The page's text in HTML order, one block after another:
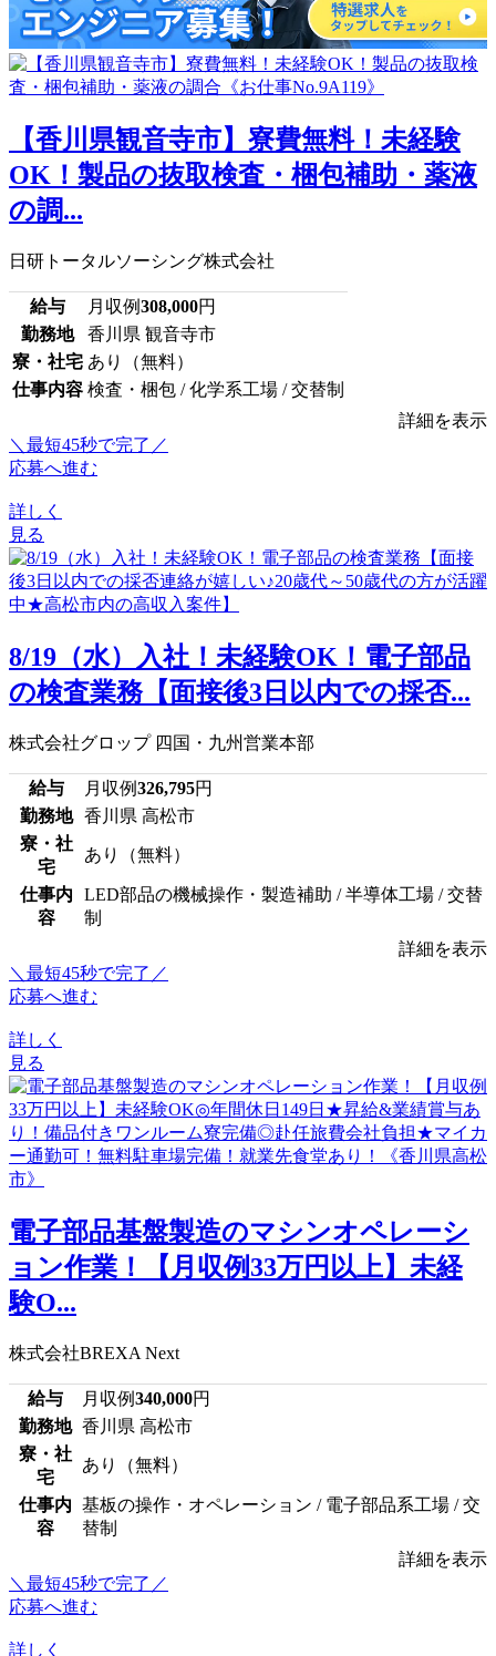
【香川県観音寺市】寮費無料！未経験
OK！製品の抜取検査・梱包補助・薬液
の調...
日研トータルソーシング株式会社
給与 月収例308,000円
勤務地
香川県 観音寺市
寮・社宅 あり（無料）
仕事内容 検査・梱包 / 化学系工場 / 交替制
詳細を表示
＼最短45秒で完了／
応募へ進む
詳しく
見る
8/19（水）入社！未経験OK！電子部品
の検査業務【面接後3日以内での採否...
株式会社グロップ 四国・九州営業本部
給与 月収例326,795円
勤務地
香川県 高松市
寮・社
宅
あり（無料）
仕事内
容
LED部品の機械操作・製造補助 / 半導体工場 / 交替
制
詳細を表示
＼最短45秒で完了／
応募へ進む
詳しく
見る
電子部品基盤製造のマシンオペレーシ
ョン作業！【月収例33万円以上】未経
験O...
株式会社BREXA Next
給与 月収例340,000円
勤務地 香川県 高松市
寮・社
宅
あり（無料）
仕事内
容
基板の操作・オペレーション / 電子部品系工場 / 交
替制
詳細を表示
＼最短45秒で完了／
応募へ進む
詳しく